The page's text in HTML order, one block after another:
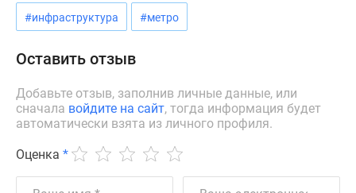
авторы
проекте
Контакты
Реклама
Дзен
#инфраструктура #метро
Оставить отзыв
Добавьте отзыв, заполнив личные данные, или
сначала войдите на сайт, тогда информация будет
автоматически взята из личного профиля.
Оценка *